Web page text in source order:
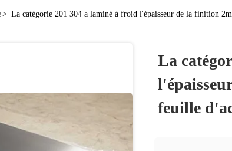
> La catégorie 201 304 a laminé à froid l'épaisseur de la finition
La
feuille